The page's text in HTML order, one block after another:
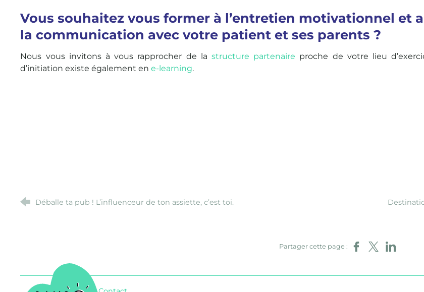
Vous souhaitez vous former à l’entretien motivationnel et
la communication avec votre patient et ses parents ?
Nous vous invitons à vous rapprocher de la structure partenaire proche de votre lieu
d’initiation existe également en e-learning.
Déballe ta pub ! L’influenceur de ton assiette, c’est toi.
Partager cette page : Partager sur Facebook
Partager sur X
Partager
Banco